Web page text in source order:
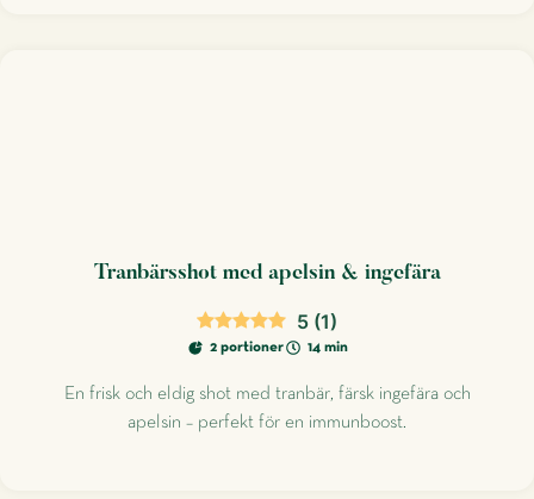
Tranbärsshot med apelsin & ingefära
5 (1)
2 portioner 14 min
En frisk och eldig shot med tranbär, färsk ingefära och
apelsin – perfekt för en immunboost.